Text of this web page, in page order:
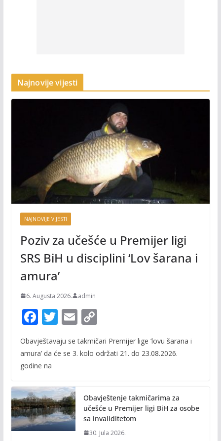
Najnovije vijesti
NAJNOVIJE VIJESTI
Poziv za učešće u Premijer ligi
SRS BiH u disciplini ‘Lov šarana i
amura’
6. Augusta 2026. admin
F
ac
e
b
o
k
T
w
itt
E
m
ai
C
p
n
k
Obavještavaju se takmičari Premijer lige ‘lovu šarana i
amura’ da će se 3. kolo održati 21. do 23.08.2026.
godine na
Obavještenje takmičarima za
učešće u Premijer ligi BiH za osobe
sa invaliditetom
30. Jula 2026.